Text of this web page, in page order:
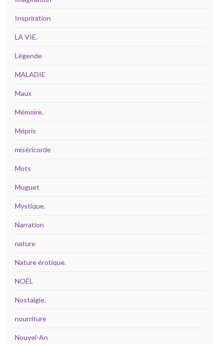
Inspriration
LA VIE.
Légende
MALADIE
Maux
Mémoire.
Mépris
miséricorde
Mots
Muguet
Mystique.
Narration
nature
Nature érotique.
NOËL
Nostalgie.
nourriture
Nouvel-An